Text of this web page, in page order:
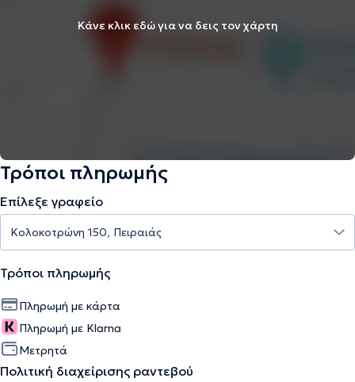
Κάνε κλικ εδώ για να δεις τον χάρτη
Τρόποι πληρωμής
Επίλεξε γραφείο
Τρόποι πληρωμής
Πληρωμή με κάρτα
Πληρωμή με Klarna
Μετρητά
Πολιτική διαχείρισης ραντεβού